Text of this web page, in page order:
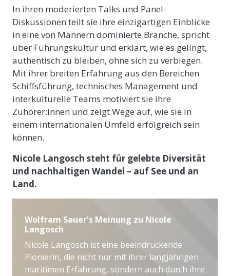
In ihren moderierten Talks und Panel-
Diskussionen teilt sie ihre einzigartigen Einblicke
in eine von Männern dominierte Branche, spricht
über Führungskultur und erklärt, wie es gelingt,
authentisch zu bleiben, ohne sich zu verbiegen.
Mit ihrer breiten Erfahrung aus den Bereichen
Schiffsführung, technisches Management und
interkulturelle Teams motiviert sie ihre
Zuhörer:innen und zeigt Wege auf, wie sie in
einem internationalen Umfeld erfolgreich sein
können.
Nicole Langosch steht für gelebte Diversität
und nachhaltigen Wandel – auf See und an
Land.
Wolfram Sauer's Meinung zu Nicole
Langosch
Nicole Langosch ist eine beeindruckende
Pionierin, die nicht nur mit ihrer langjährigen
maritimen Erfahrung, sondern auch durch ihre